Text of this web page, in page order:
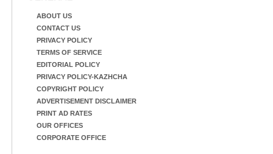
ABOUT US
CONTACT US
PRIVACY POLICY
TERMS OF SERVICE
EDITORIAL POLICY
PRIVACY POLICY-KAZHCHA
COPYRIGHT POLICY
ADVERTISEMENT DISCLAIMER
PRINT AD RATES
OUR OFFICES
CORPORATE OFFICE